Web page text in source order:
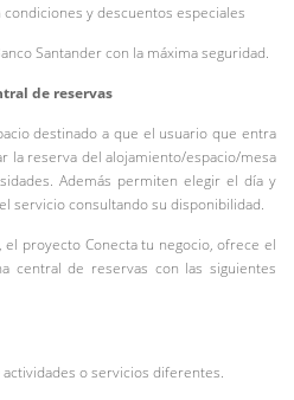
y descuentos especiales
Santander con la máxima seguridad.
de reservas
destinado a que el usuario que entra
la reserva del alojamiento/espacio/mesa
Además permiten elegir el día y
servicio consultando su disponibilidad.
proyecto Conecta tu negocio, ofrece el
central de reservas con las siguientes
o servicios diferentes.